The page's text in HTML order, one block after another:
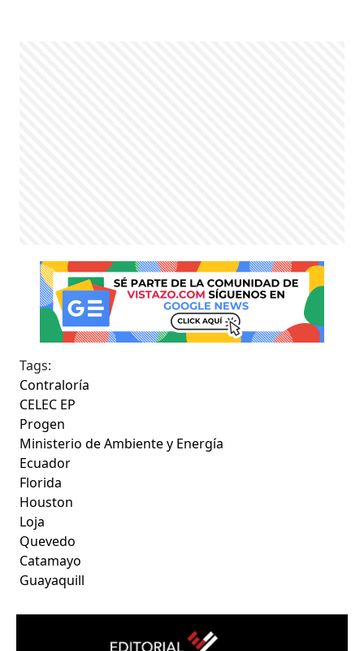
Tags:
Contraloría
CELEC EP
Progen
Ministerio de Ambiente y Energía
Ecuador
Florida
Houston
Loja
Quevedo
Catamayo
Guayaquill